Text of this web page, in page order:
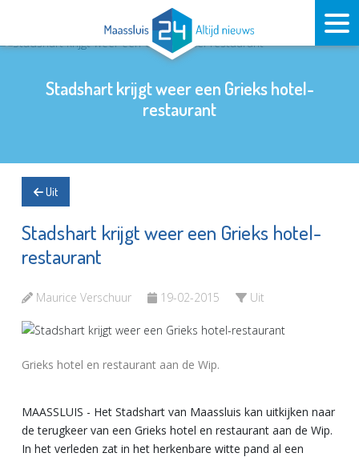
Stadshart krijgt weer een Grieks hotel-
restaurant
Uit
Stadshart krijgt weer een Grieks hotel-
restaurant
Maurice Verschuur 19-02-2015 Uit
Grieks hotel en restaurant aan de Wip.
MAASSLUIS - Het Stadshart van Maassluis kan uitkijken naar
de terugkeer van een Grieks hotel en restaurant aan de Wip.
In het verleden zat in het herkenbare witte pand al een